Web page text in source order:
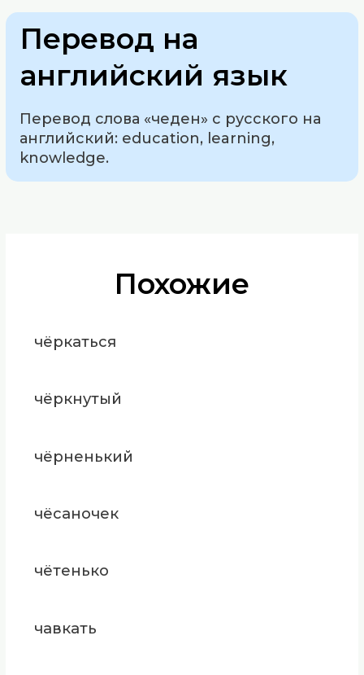
Перевод на
английский язык
Перевод слова «чеден» с русского на
английский: education, learning,
knowledge.
Похожие
чёркаться
чёркнутый
чёрненький
чёсаночек
чётенько
чавкать